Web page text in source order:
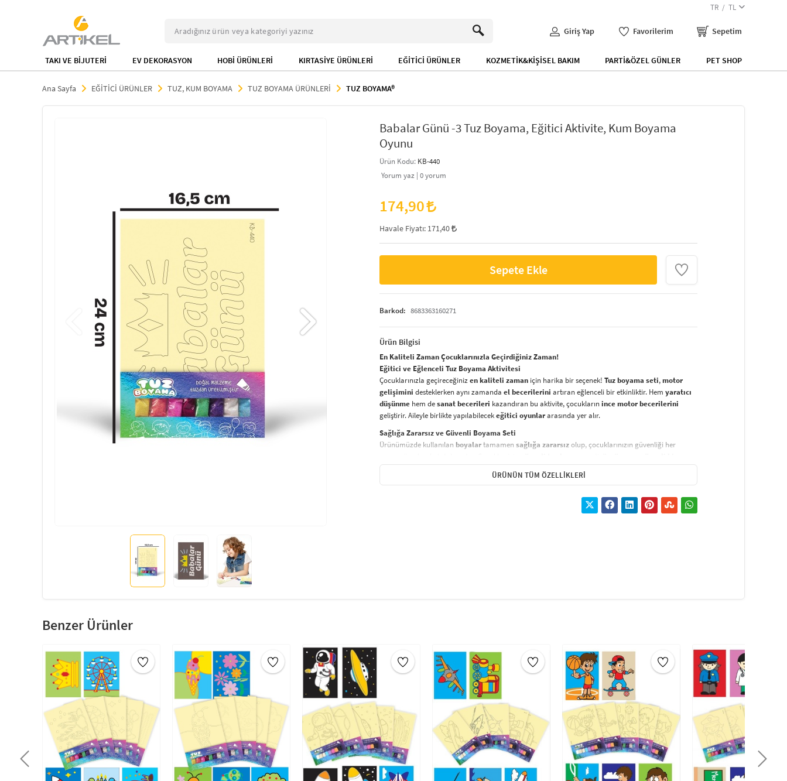
TR TL
Giriş Yap Favorilerim Sepetim
TAKI VE BİJUTERİ EV DEKORASYON HOBİ ÜRÜNLERİ KIRTASİYE ÜRÜNLERİ EĞİTİCİ ÜRÜNLER KOZMETİK&KİŞİSEL BAKIM PARTİ&ÖZEL GÜNLER PET SHOP
Ana Sayfa EĞİTİCİ ÜRÜNLER TUZ, KUM BOYAMA TUZ BOYAMA ÜRÜNLERİ TUZ BOYAMA®
Babalar Günü -3 Tuz Boyama, Eğitici Aktivite, Kum Boyama
Oyunu
Ürün Kodu: KB-440
Yorum yaz | 0yorum
174,90
Havale Fiyatı: 171,40
Sepete Ekle
Barkod: 8683363160271
Ürün Bilgisi
En Kaliteli Zaman Çocuklarınızla Geçirdiğiniz Zaman!
Eğitici ve Eğlenceli Tuz Boyama Aktivitesi
Çocuklarınızla geçireceğiniz en kaliteli zaman için harika bir seçenek! Tuz boyama seti,motor
gelişimini desteklerken aynı zamanda el becerilerini artıran eğlenceli bir etkinliktir. Hem yaratıcı
düşünme hem desanat becerileri kazandıran bu aktivite, çocuklarınince motor becerilerini
geliştirir. Aileyle birlikte yapılabilecekeğitici oyunlararasında yer alır.
Sağlığa Zararsız ve Güvenli Boyama Seti
Ürünümüzde kullanılan boyalartamamen sağlığa zararsızolup, çocuklarınızın güvenliği her
şekildeyaratıcı projeler yapmak için ideal bir seçenektir.
Nasıl Yapılır?
oluşturmak oldukça basittir:
açık renklerden başlayarak sarı kağıdı kaldırın ve
yapılacak etkinlikler arasında tuz boyama, kum boyama oyunu evde yapılacak en iyi aktivitelerden
biridir.4 yaş, 5 yaş, 6 yaş, 7 yaş, 8 yaş, 9 yaş gibi çocuklar için evde yapılabilecek faaliyetler, etkinlikler
ve aktiviteler için önerilen en iyi eğitici zeka geliştirici oyundur.
ÜRÜNÜN TÜM ÖZELLIKLERI
Benzer Ürünler